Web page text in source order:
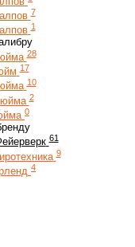
7
1
28
17
10
2
0
61
9
4